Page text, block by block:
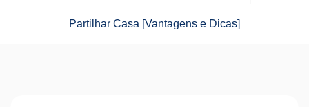
Partilhar Casa [Vantagens e Dicas]